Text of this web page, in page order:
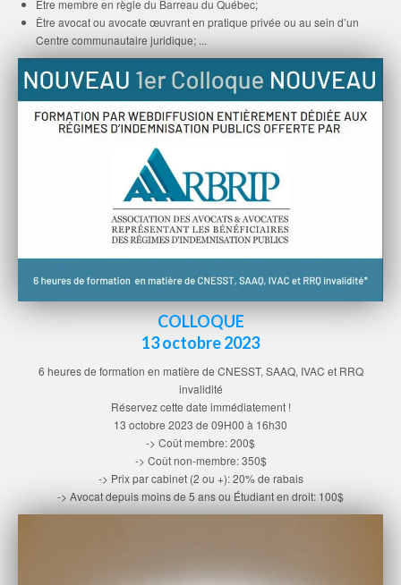
Être membre en règle du Barreau du Québec;
Être avocat ou avocate œuvrant en pratique privée ou au sein d’un
Centre communautaire juridique; ...
COLLOQUE
13 octobre 2023
6 heures de formation en matière de CNESST, SAAQ, IVAC et RRQ
invalidité
Réservez cette date immédiatement !
13 octobre 2023 de 09H00 à 16h30
-> Coût membre: 200$
-> Coût non-membre: 350$
-> Prix par cabinet (2 ou +): 20% de rabais
-> Avocat depuis moins de 5 ans ou Étudiant en droit: 100$